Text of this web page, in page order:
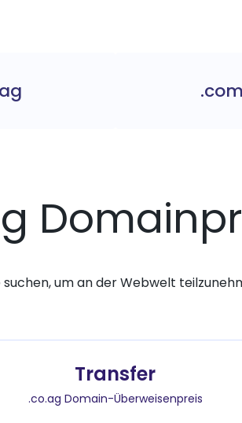
suchen, um an der Webwelt
Transfer
.co.ag Domain-Überweisenpreis